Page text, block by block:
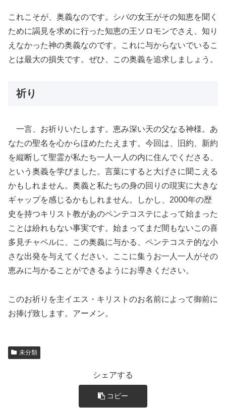
これこそが、奥義なのです。シバの女王がその知恵を聞く
ために謁見を求めに行った知恵の王ソロモンでさえ、知り
えなかった神の奥義なのです。これに与からないでいるこ
とは最大の損失です。ぜひ、この奥義を追求しましょう。
祈り
一言、お祈りいたします。恵み深い天の父なる神様。あ
なたの聖名を心からほめたたえます。今回は、旧約、新約
を縦断して聖霊が私たち一人一人の内に住んでくださる、
という奥義を学びました。言葉にすると大げさに聞こえる
かもしれません。奥義と私たちの身の回りの現実に大きな
ギャップを感じるかもしれません。しかし、2000年の歴
史を持つキリスト教があのペンテコステによって始まった
ことは紛れもない事実です。始まってまだ間もないこの喜
多見チャペルに、この奥義に与かる、ペンテコステ的な小
さな出発を与えてください。ここに集うお一人一人がその
恵みに与かることができるようにお導きください。
このお祈りを主イエス・キリストのお名前によって御前に
お捧げ致します。アーメン。
未分類
シェアする
コピー